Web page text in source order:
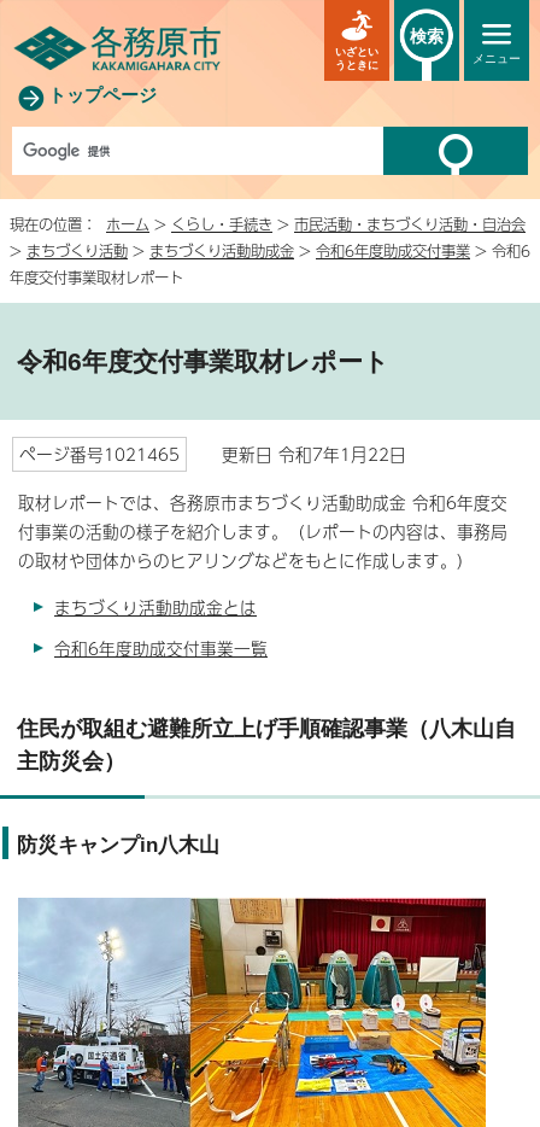
トップページ
メニュー
いざとい
うときに
検索
現在の位置： ホーム > くらし・手続き > 市民活動・まちづくり活動・自治会
> まちづくり活動 > まちづくり活動助成金 > 令和6年度助成交付事業 > 令和6
年度交付事業取材レポート
令和6年度交付事業取材レポート
ページ番号1021465
更新日 令和7年1月22日
取材レポートでは、各務原市まちづくり活動助成金 令和6年度交
付事業の活動の様子を紹介します。（レポートの内容は、事務局
の取材や団体からのヒアリングなどをもとに作成します。）
まちづくり活動助成金とは
令和6年度助成交付事業一覧
住民が取組む避難所立上げ手順確認事業（八木山自
主防災会）
防災キャンプin八木山